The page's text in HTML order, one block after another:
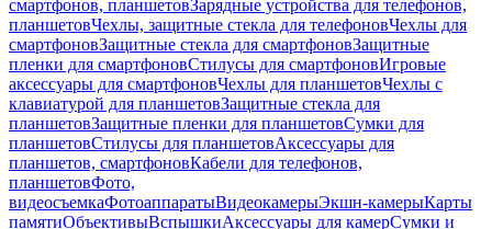
смартфонов, планшетовЗарядные устройства для телефонов,
планшетовЧехлы, защитные стекла для телефоновЧехлы для
смартфоновЗащитные стекла для смартфоновЗащитные
пленки для смартфоновСтилусы для смартфоновИгровые
аксессуары для смартфоновЧехлы для планшетовЧехлы с
клавиатурой для планшетовЗащитные стекла для
планшетовЗащитные пленки для планшетовСумки для
планшетовСтилусы для планшетовАксессуары для
планшетов, смартфоновКабели для телефонов,
планшетовФото,
видеосъемкаФотоаппаратыВидеокамерыЭкшн-камерыКарты
памятиОбъективыВспышкиАксессуары для камерСумки и